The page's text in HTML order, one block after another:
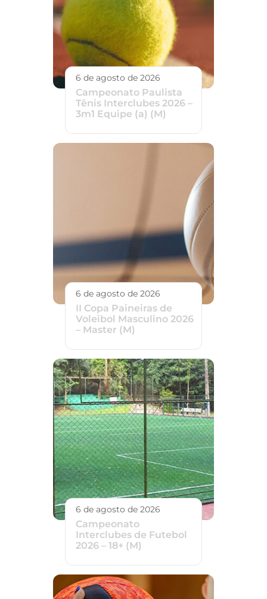
6 de agosto de 2026
Campeonato Paulista
Tênis Interclubes 2026 –
3m1 Equipe (a) (M)
6 de agosto de 2026
II Copa Paineiras de
Voleibol Masculino 2026
– Master (M)
6 de agosto de 2026
Campeonato
Interclubes de Futebol
2026 – 18+ (M)